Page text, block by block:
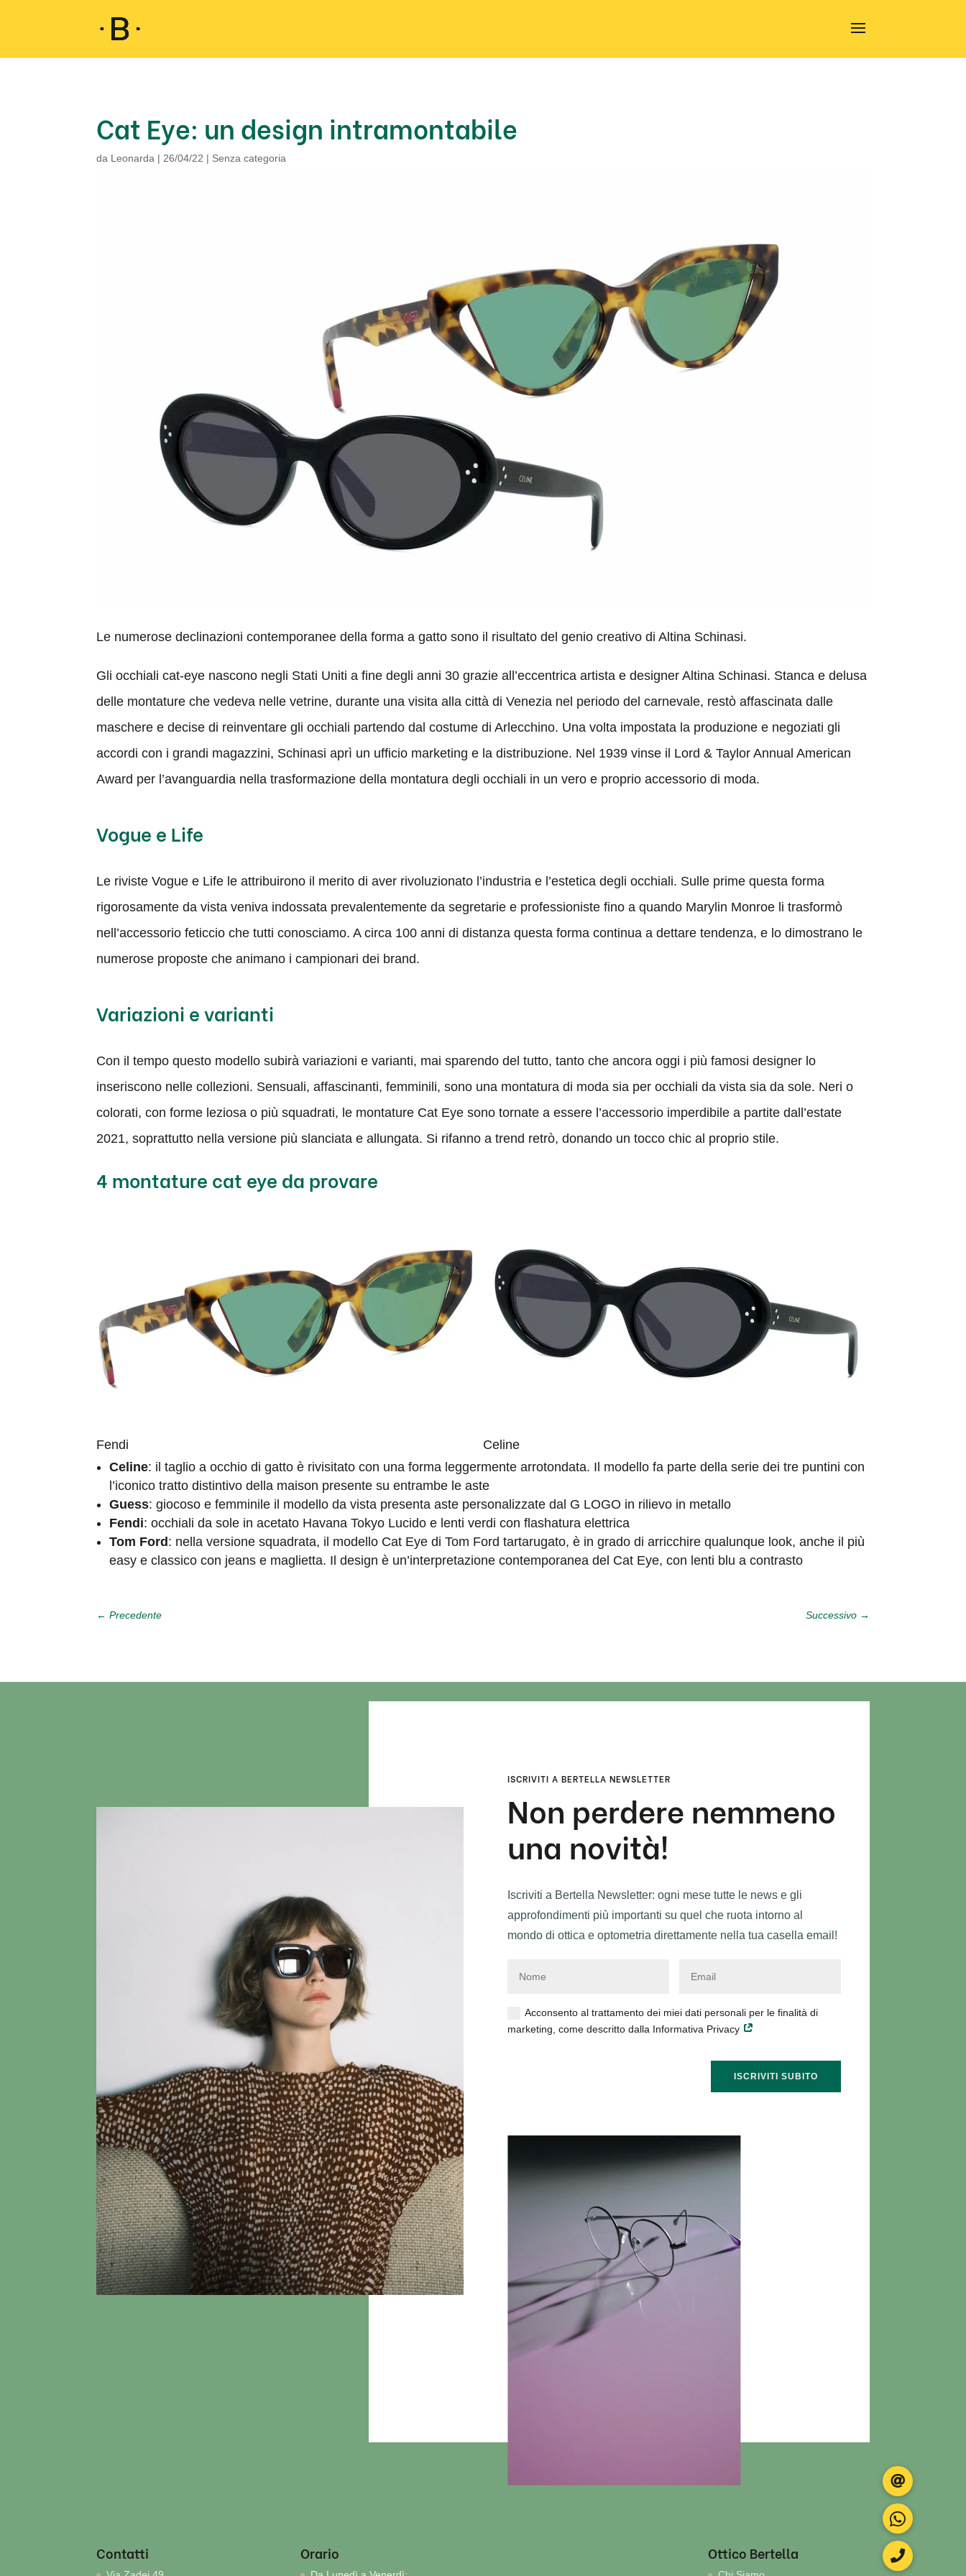
Cat Eye: un design intramontabile
da Leonarda | 26/04/22 | Senza categoria
Le numerose declinazioni contemporanee della forma a gatto sono il risultato del genio creativo di Altina Schinasi.
Gli occhiali cat-eye nascono negli Stati Uniti a fine degli anni 30 grazie all’eccentrica artista e designer Altina Schinasi. Stanca e delusa
delle montature che vedeva nelle vetrine, durante una visita alla città di Venezia nel periodo del carnevale, restò affascinata dalle
maschere e decise di reinventare gli occhiali partendo dal costume di Arlecchino. Una volta impostata la produzione e negoziati gli
accordi con i grandi magazzini, Schinasi aprì un ufficio marketing e la distribuzione. Nel 1939 vinse il Lord & Taylor Annual American
Award per l’avanguardia nella trasformazione della montatura degli occhiali in un vero e proprio accessorio di moda.
Vogue e Life
Le riviste Vogue e Life le attribuirono il merito di aver rivoluzionato l’industria e l’estetica degli occhiali. Sulle prime questa forma
rigorosamente da vista veniva indossata prevalentemente da segretarie e professioniste fino a quando Marylin Monroe li trasformò
nell’accessorio feticcio che tutti conosciamo. A circa 100 anni di distanza questa forma continua a dettare tendenza, e lo dimostrano le
numerose proposte che animano i campionari dei brand.
Variazioni e varianti
Con il tempo questo modello subirà variazioni e varianti, mai sparendo del tutto, tanto che ancora oggi i più famosi designer lo
inseriscono nelle collezioni. Sensuali, affascinanti, femminili, sono una montatura di moda sia per occhiali da vista sia da sole. Neri o
colorati, con forme leziosa o più squadrati, le montature Cat Eye sono tornate a essere l’accessorio imperdibile a partite dall’estate
2021, soprattutto nella versione più slanciata e allungata. Si rifanno a trend retrò, donando un tocco chic al proprio stile.
4 montature cat eye da provare
Fendi
Celine
Celine: il taglio a occhio di gatto è rivisitato con una forma leggermente arrotondata. Il modello fa parte della serie dei tre puntini con
l’iconico tratto distintivo della maison presente su entrambe le aste
Guess: giocoso e femminile il modello da vista presenta aste personalizzate dal G LOGO in rilievo in metallo
Fendi: occhiali da sole in acetato Havana Tokyo Lucido e lenti verdi con flashatura elettrica
Tom Ford: nella versione squadrata, il modello Cat Eye di Tom Ford tartarugato, è in grado di arricchire qualunque look, anche il più
easy e classico con jeans e maglietta. Il design è un’interpretazione contemporanea del Cat Eye, con lenti blu a contrasto
←Precedente Successivo→
ISCRIVITI A BERTELLA NEWSLETTER
Non perdere nemmeno
una novità!
Iscriviti a Bertella Newsletter: ogni mese tutte le news e gli
approfondimenti più importanti su quel che ruota intorno al
mondo di ottica e optometria direttamente nella tua casella email!
Acconsento al trattamento dei miei dati personali per le finalità di
marketing, come descritto dalla Informativa Privacy
ISCRIVITI SUBITO
Contatti Orario Ottico Bertella